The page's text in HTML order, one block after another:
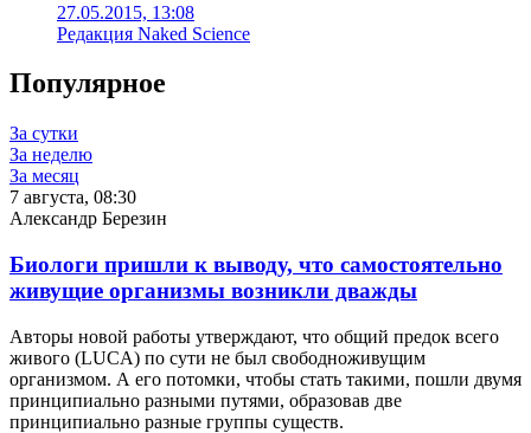
27.05.2015, 13:08
Редакция Naked Science
Популярное
За сутки
За неделю
За месяц
7 августа, 08:30
Александр Березин
Биологи пришли к выводу, что самостоятельно
живущие организмы возникли дважды
Авторы новой работы утверждают, что общий предок всего
живого (LUCA) по сути не был свободноживущим
организмом. А его потомки, чтобы стать такими, пошли двумя
принципиально разными путями, образовав две
принципиально разные группы существ.